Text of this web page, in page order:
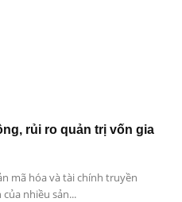
rủi ro quản trị vốn gia
mã hóa và tài chính truyền
nhiều sản...